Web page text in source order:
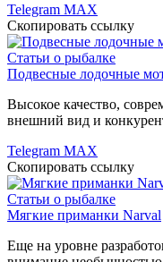
Telegram MAX
Скопировать ссылку
Статьи о рыбалке
Подвесные лодочные
Высокое качество,
внешний вид и
Telegram MAX
Скопировать ссылку
Статьи о рыбалке
Мягкие приманки Narval
Еще на уровне